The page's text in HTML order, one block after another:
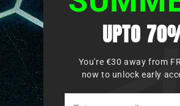
UPTO
You're €30 away from
now to unlock early